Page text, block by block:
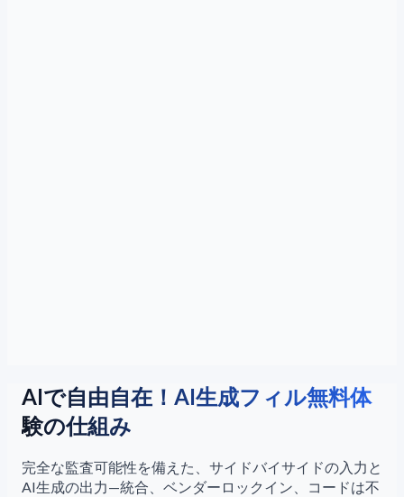
AIで自由自在！AI生成フィル無料体
験の仕組み
完全な監査可能性を備えた、サイドバイサイドの入力と
AI生成の出力—統合、ベンダーロックイン、コードは不